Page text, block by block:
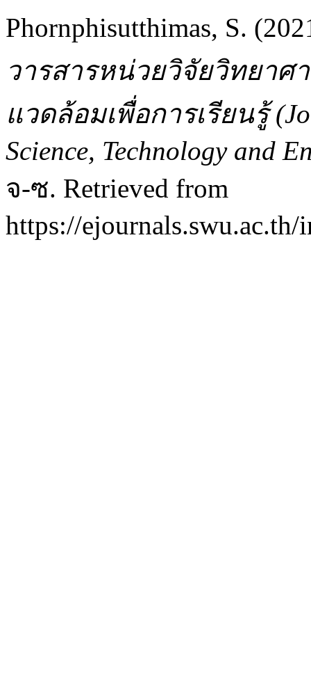
Phornphisutthimas, S.
วารสารหน่วยวิจัยวิทยาศ
แวดล้อมเพื่อการเรียนรู้
Science, Technology and
จ-ซ. Retrieved from
https://